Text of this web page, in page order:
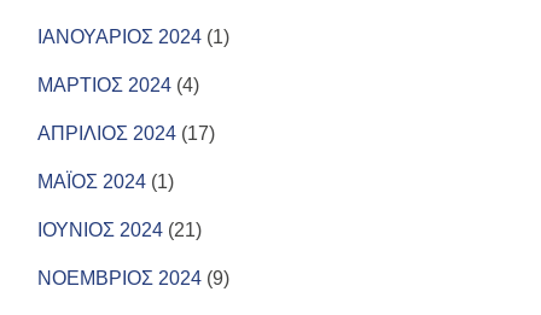
ΙΑΝΟΥΑΡΙΟΣ 2024 (1)
ΜΑΡΤΙΟΣ 2024 (4)
ΑΠΡΙΛΙΟΣ 2024 (17)
ΜΑΪΟΣ 2024 (1)
ΙΟΥΝΙΟΣ 2024 (21)
ΝΟΕΜΒΡΙΟΣ 2024 (9)